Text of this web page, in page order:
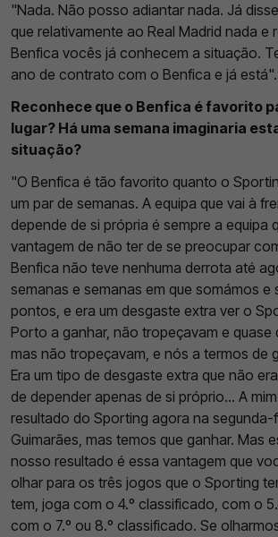
"Nada. Não posso adiantar nada. Já
que relativamente ao Real Madrid nada e
Benfica vocês já conhecem a situação.
ano de contrato com o Benfica e já está".
Reconhece que o Benfica é favorito
lugar? Há uma semana imaginaria
situação?
"O Benfica é tão favorito quanto o
um par de semanas. A equipa que vai à
depende de si própria é sempre a equipa
vantagem de não ter de se preocupar
Benfica não teve nenhuma derrota até
semanas e semanas em que somámos e
pontos, e era um desgaste extra ver o
Porto a ganhar, não tropeçavam e quase
mas não tropeçavam, e nós a termos de
Era um tipo de desgaste extra que não
de depender apenas de si próprio... A
resultado do Sporting agora na segunda-
Guimarães, mas temos que ganhar. Mas
nosso resultado é essa vantagem que
olhar para os três jogos que o Sporting
tem, joga com o 4.º classificado, com o
com o 7.º ou 8.º classificado. Se